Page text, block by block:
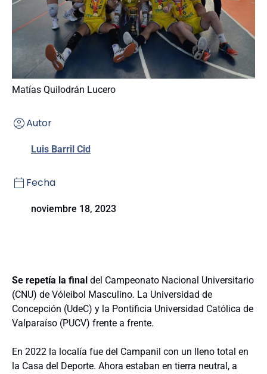
Matías Quilodrán Lucero
Autor
Luis Barril Cid
Fecha
noviembre 18, 2023
Se repetía la final del Campeonato Nacional Universitario
(CNU) de Vóleibol Masculino. La Universidad de
Concepción (UdeC) y la Pontificia Universidad Católica de
Valparaíso (PUCV) frente a frente.
En 2022 la localía fue del Campanil con un lleno total en
la Casa del Deporte. Ahora estaban en tierra neutral, a